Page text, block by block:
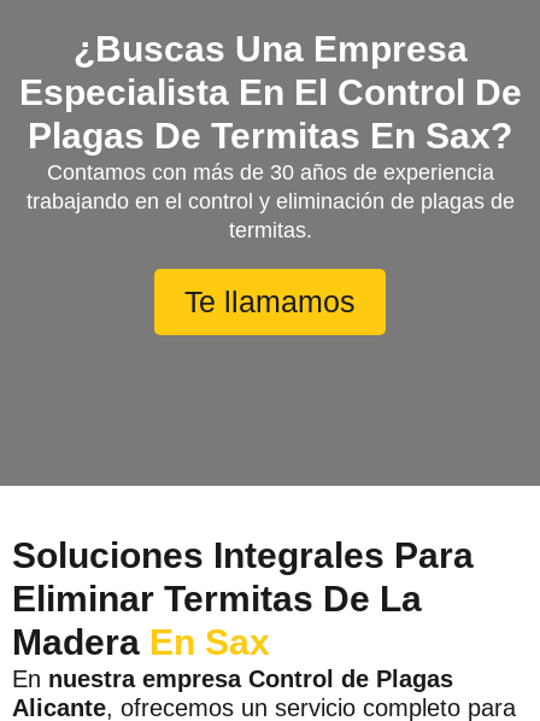
¿Buscas Una Empresa
Especialista En El Control De
Plagas De Termitas En Sax?
Contamos con más de 30 años de experiencia
trabajando en el control y eliminación de plagas de
termitas.
Te llamamos
Soluciones Integrales Para
Eliminar Termitas De La
Madera En Sax
En nuestra empresa Control de Plagas
Alicante, ofrecemos un servicio completo para